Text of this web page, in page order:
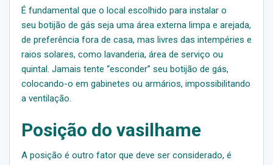
É fundamental que o local escolhido para instalar o
seu botijão de gás seja uma área externa limpa e arejada,
de preferência fora de casa, mas livres das intempéries e
raios solares, como lavanderia, área de serviço ou
quintal. Jamais tente “esconder” seu botijão de gás,
colocando-o em gabinetes ou armários, impossibilitando
a ventilação.
Posição do vasilhame
A posição é outro fator que deve ser considerado, é